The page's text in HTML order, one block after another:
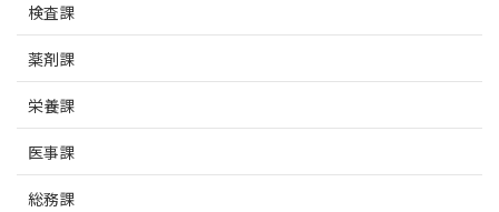
検査課
薬剤課
栄養課
医事課
総務課